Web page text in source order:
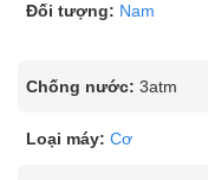
Đối tượng: Nam
Chống nước: 3atm
Loại máy: Cơ